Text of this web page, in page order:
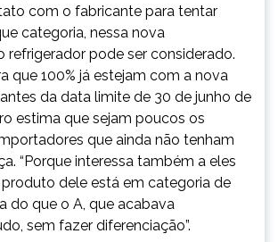
com o fabricante para tentar
categoria, nessa nova
refrigerador pode ser considerado.
que 100% já estejam com a nova
da data limite de 30 de junho de
estima que sejam poucos os
que ainda não tenham
“Porque interessa também a eles
dele está em categoria de
do que o A, que acabava
sem fazer diferenciação”.